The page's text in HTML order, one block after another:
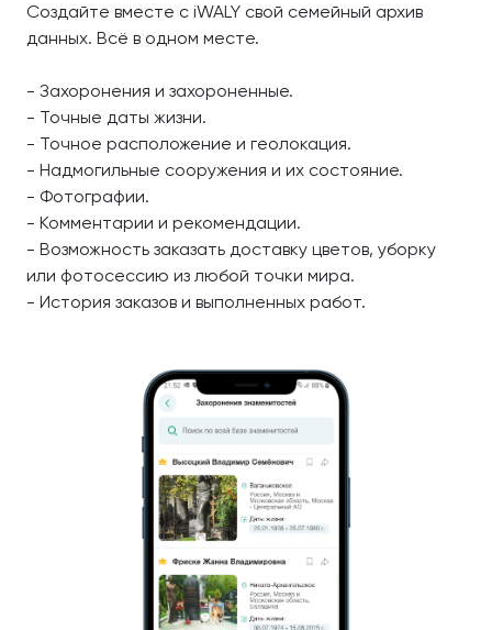
Создайте вместе с iWALY свой семейный архив
данных. Всё в одном месте.
- Захоронения и захороненные.
- Точные даты жизни.
- Точное расположение и геолокация.
- Надмогильные сооружения и их состояние.
- Фотографии.
- Комментарии и рекомендации.
- Возможность заказать доставку цветов, уборку
или фотосессию из любой точки мира.
- История заказов и выполненных работ.